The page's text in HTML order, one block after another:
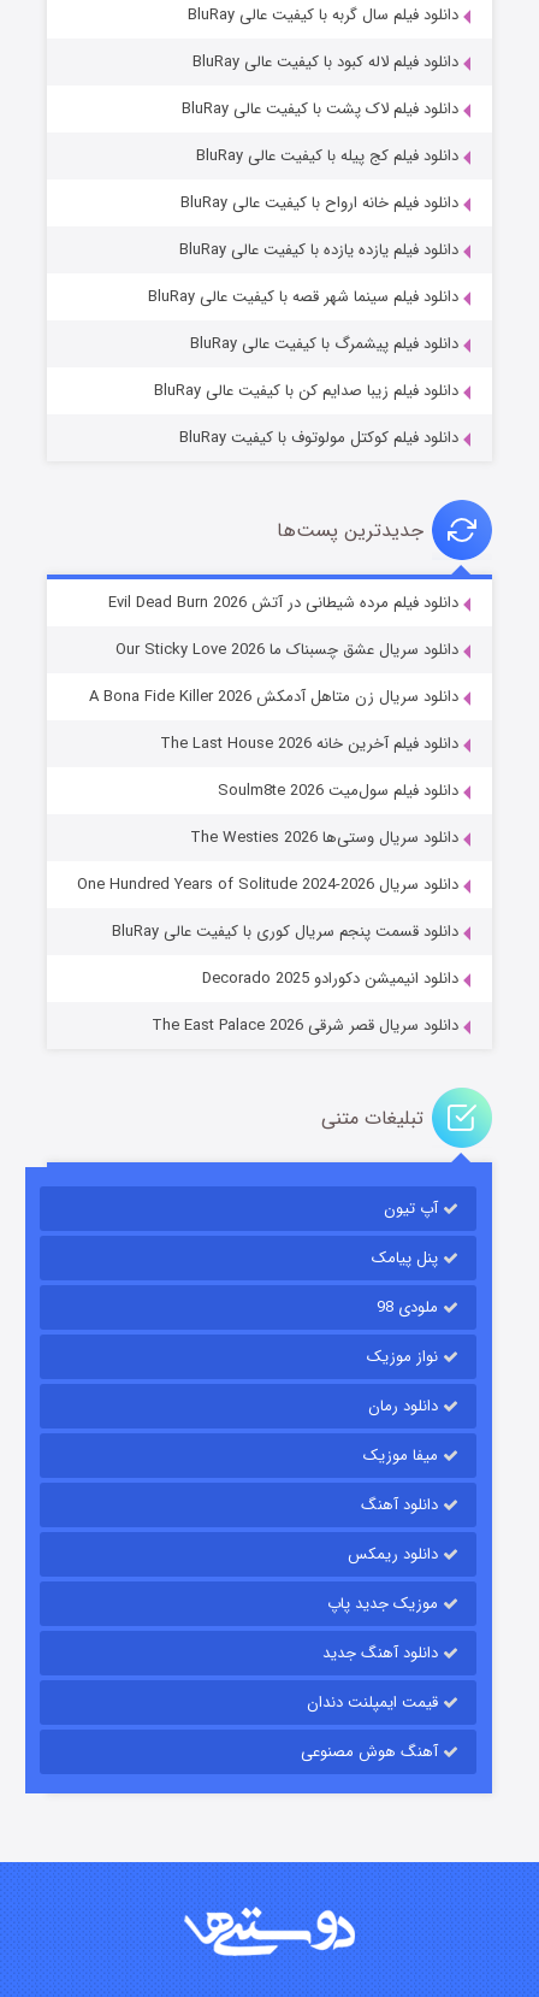
قسمت۶ (زیرنویس) منتشر شد
شوهر
قسمت۲ (زیرنویس) منتشر شد
شکست استوارت در نجات جهان
قسمت
قسمت۷ (زیرنویس) منتشر شد
دانلود فیلم سال گربه با کیفیت عالی BluRay
دانلود فیلم لاله کبود با کیفیت عالی BluRay
دانلود فیلم لاک پشت با کیفیت عالی BluRay
دانلود فیلم کج‌ پیله با کیفیت عالی BluRay
دانلود فیلم خانه ارواح با کیفیت عالی BluRay
دانلود فیلم یازده یازده با کیفیت عالی BluRay
دانلود فیلم سینما شهر قصه با کیفیت عالی BluRay
دانلود فیلم پیشمرگ با کیفیت عالی BluRay
دانلود فیلم زیبا صدایم کن با کیفیت عالی BluRay
دانلود فیلم کوکتل مولوتوف با کیفیت BluRay
جدیدترین پست‌ها
دانلود فیلم مرده شیطانی در آتش Evil Dead Burn 2026
دانلود سریال عشق چسبناک ما Our Sticky Love 2026
دانلود سریال زن متاهل آدمکش A Bona Fide Killer 2026
دانلود فیلم آخرین خانه The Last House 2026
دانلود فیلم سول‌میت Soulm8te 2026
دانلود سریال وستی‌ها The Westies 2026
دانلود سریال One Hundred Years of Solitude 2024-2026
دانلود قسمت پنجم سریال کوری با کیفیت عالی BluRay
دانلود انیمیشن دکورادو Decorado 2025
دانلود سریال قصر شرقی The East Palace 2026
تبلیغات متنی
آپ تیون
پنل پیامک
ملودی 98
نواز موزیک
دانلود رمان
میفا موزیک
دانلود آهنگ
دانلود ریمکس
موزیک جدید پاپ
دانلود آهنگ جدید
قیمت ایمپلنت دندان
آهنگ هوش مصنوعی